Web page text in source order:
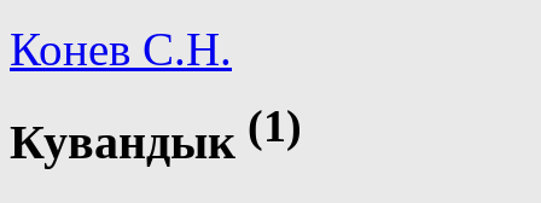
Конев С.Н.
Кувандык (1)